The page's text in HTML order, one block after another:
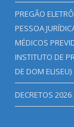
PREGÃO
PESSOA
MÉDICOS
INSTITUTO DE
DE DOM ELISEU)
DECRETOS 2026